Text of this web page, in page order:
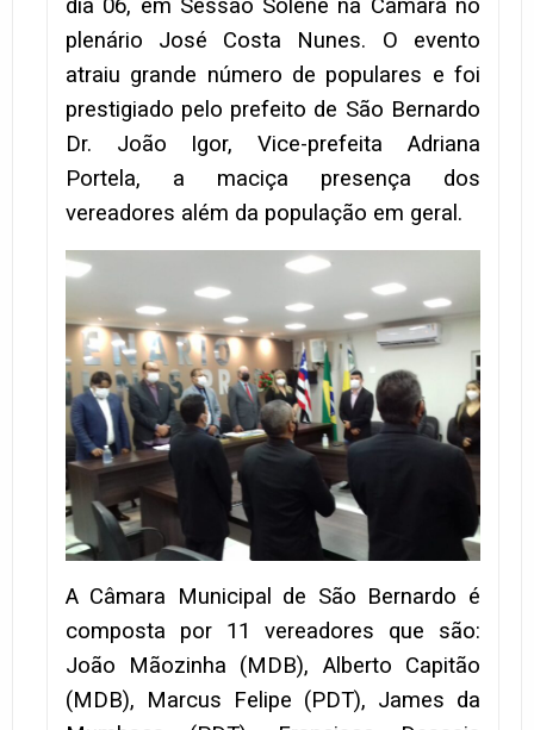
dia 06, em Sessão Solene na Câmara no
plenário José Costa Nunes. O evento
atraiu grande número de populares e foi
prestigiado pelo prefeito de São Bernardo
Dr. João Igor, Vice-prefeita Adriana
Portela, a maciça presença dos
vereadores além da população em geral.
A Câmara Municipal de São Bernardo é
composta por 11 vereadores que são:
João Mãozinha (MDB), Alberto Capitão
(MDB), Marcus Felipe (PDT), James da